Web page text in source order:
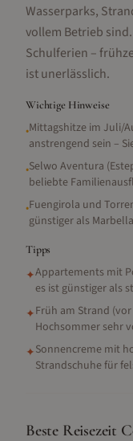
Wasserparks,
vollem Betrieb
Schulferien –
ist unerlässlich.
Wichtige Hinweise
•Mittagshitze im Juli/
anstrengend sein –
•Selwo Aventura
beliebte
•Fuengirola und
günstiger als Marbella
Tipps
✦Appartements mit
es ist günstiger als
✦Früh am Strand
Hochsommer sehr
✦Sonnencreme mit
Strandschuhe für
Beste Reisezeit